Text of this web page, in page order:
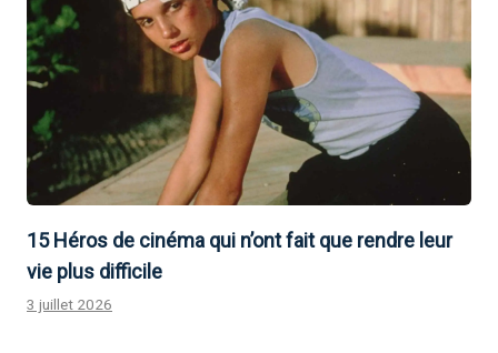
15 Héros de cinéma qui n’ont fait que rendre leur
vie plus difficile
3 juillet 2026